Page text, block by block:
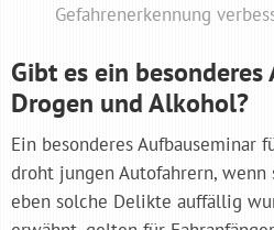
Gefahrenerkennung
Gibt es ein
Drogen und Alkohol?
Ein besonderes Aufbauseminar
droht jungen Autofahrern,
eben solche Delikte auffällig